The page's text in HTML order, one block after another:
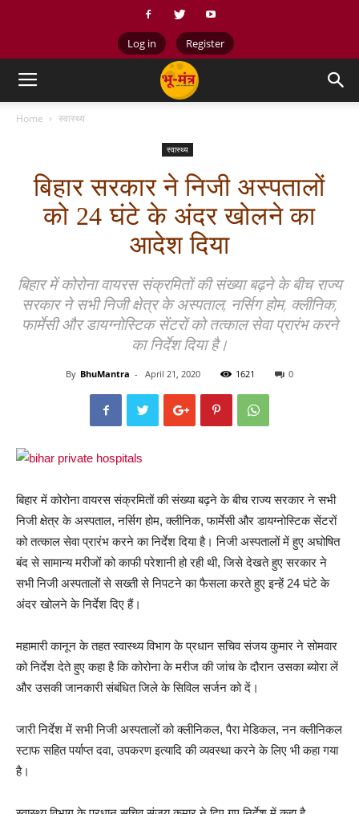
Log in Register
Home स्वास्थ्य
स्वास्थ्य
बिहार सरकार ने निजी अस्पतालों
को 24 घंटे के अंदर खोलने का
आदेश दिया
बिहार में कोरोना वायरस संक्रमितों की संख्या बढ़ने के बीच राज्य
सरकार ने सभी निजी क्षेत्र के अस्पताल, नर्सिग होम, क्लीनिक,
फार्मेसी और डायग्नोस्टिक सेंटरों को तत्काल सेवा प्रारंभ करने
का निर्देश दिया है।
By BhuMantra - April 21, 2020 1621 0
बिहार में कोरोना वायरस संक्रमितों की संख्या बढ़ने के बीच राज्य सरकार ने सभी
निजी क्षेत्र के अस्पताल, नर्सिग होम, क्लीनिक, फार्मेसी और डायग्नोस्टिक सेंटरों
को तत्काल सेवा प्रारंभ करने का निर्देश दिया है। निजी अस्पतालों में हुए अघोषित
बंद से सामान्य मरीजों को काफी परेशानी हो रही थी, जिसे देखते हुए सरकार ने
सभी निजी अस्पतालों से सख्ती से निपटने का फैसला करते हुए इन्हें 24 घंटे के
अंदर खोलने के निर्देश दिए हैं।
महामारी कानून के तहत स्वास्थ्य विभाग के प्रधान सचिव संजय कुमार ने सोमवार
को निर्देश देते हुए कहा है कि कोरोना के मरीज की जांच के दौरान उसका ब्योरा लें
और उसकी जानकारी संबंधित जिले के सिविल सर्जन को दें।
जारी निर्देश में सभी निजी अस्पतालों को क्लीनिकल, पैरा मेडिकल, नन क्लीनिकल
स्टाफ सहित पर्याप्त दवा, उपकरण इत्यादि की व्यवस्था करने के लिए भी कहा गया
है।